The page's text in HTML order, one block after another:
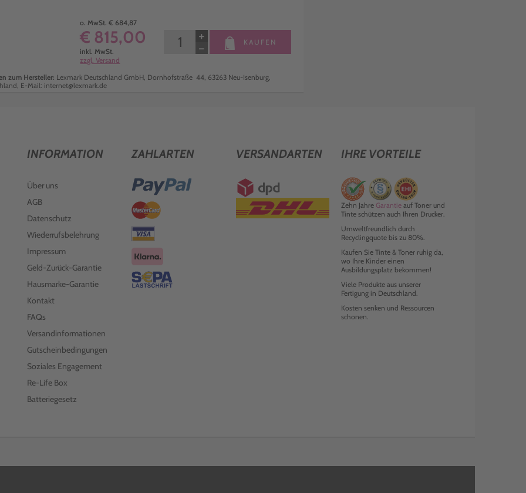
o. MwSt. € 684,87
€ 815,00
inkl. MwSt.
zzgl. Versand
−
+ KAUFEN
zum Hersteller: Lexmark Deutschland GmbH, Dornhofstraße 44, 63263 Neu-Isenburg,
E-Mail: internet@lexmark.de
INFORMATION
Über uns
AGB
Datenschutz
Wiederrufsbelehrung
Impressum
Geld-Zurück-Garantie
Hausmarke-Garantie
Kontakt
FAQs
Versandinformationen
Gutscheinbedingungen
Soziales Engagement
Re-Life Box
Batteriegesetz
ZAHLARTEN VERSANDARTEN IHRE VORTEILE
Zehn Jahre Garantieauf Toner und
Tinte schützen auch Ihren Drucker.
Umweltfreundlich durch
Recyclingquote bis zu 80%.
Kaufen Sie Tinte & Toner ruhig da,
wo Ihre Kinder einen
Ausbildungsplatz bekommen!
Viele Produkte aus unserer
Fertigung in Deutschland.
Kosten senken und Ressourcen
schonen.